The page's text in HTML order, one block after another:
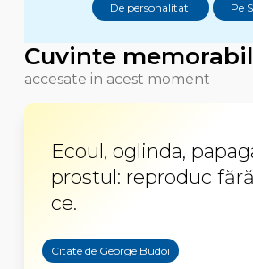
De personalitati Pe
Cuvinte
accesate in acest moment
Ecoul, oglinda,
prostul: reproduc
ce.
Citate de George Budoi